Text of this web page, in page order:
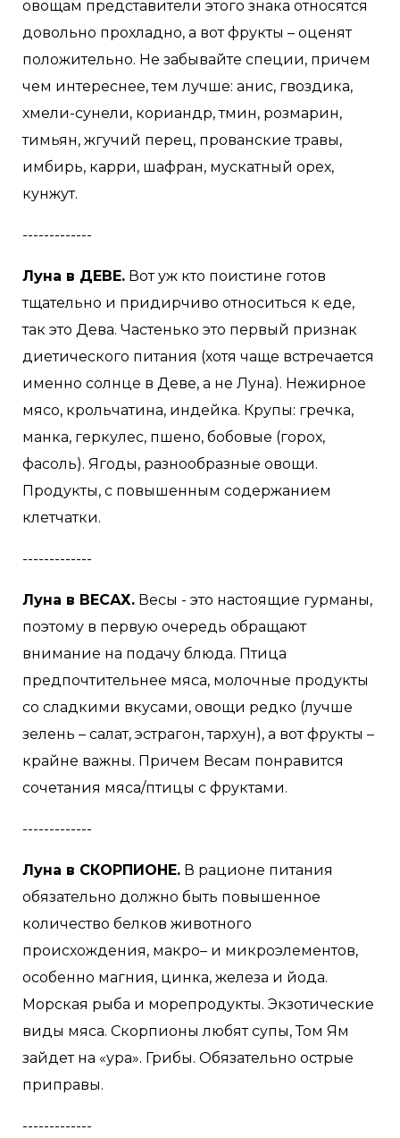
овощам представители этого знака относятся
довольно прохладно, а вот фрукты – оценят
положительно. Не забывайте специи, причем
чем интереснее, тем лучше: анис, гвоздика,
хмели-сунели, кориандр, тмин, розмарин,
тимьян, жгучий перец, прованские травы,
имбирь, карри, шафран, мускатный орех,
кунжут.
-------------
Луна в ДЕВЕ. Вот уж кто поистине готов
тщательно и придирчиво относиться к еде,
так это Дева. Частенько это первый признак
диетического питания (хотя чаще встречается
именно солнце в Деве, а не Луна). Нежирное
мясо, крольчатина, индейка. Крупы: гречка,
манка, геркулес, пшено, бобовые (горох,
фасоль). Ягоды, разнообразные овощи.
Продукты, с повышенным содержанием
клетчатки.
-------------
Луна в ВЕСАХ. Весы - это настоящие гурманы,
поэтому в первую очередь обращают
внимание на подачу блюда. Птица
предпочтительнее мяса, молочные продукты
со сладкими вкусами, овощи редко (лучше
зелень – салат, эстрагон, тархун), а вот фрукты –
крайне важны. Причем Весам понравится
сочетания мяса/птицы с фруктами.
-------------
Луна в СКОРПИОНЕ. В рационе питания
обязательно должно быть повышенное
количество белков животного
происхождения, макро– и микроэлементов,
особенно магния, цинка, железа и йода.
Морская рыба и морепродукты. Экзотические
виды мяса. Скорпионы любят супы, Том Ям
зайдет на «ура». Грибы. Обязательно острые
приправы.
-------------